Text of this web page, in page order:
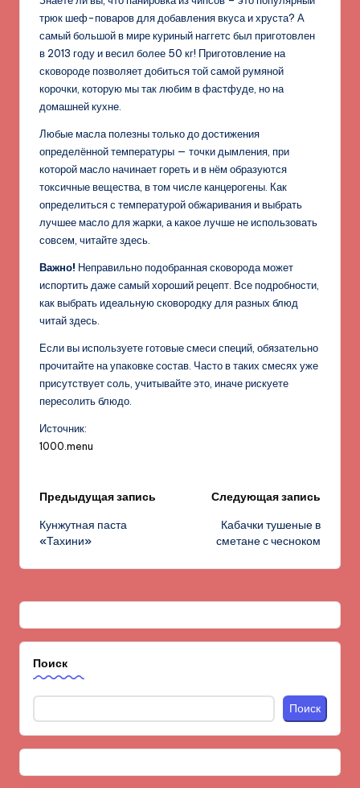
трюк шеф-поваров для добавления вкуса и хруста? А
самый большой в мире куриный наггетс был приготовлен
в 2013 году и весил более 50 кг! Приготовление на
сковороде позволяет добиться той самой румяной
корочки, которую мы так любим в фастфуде, но на
домашней кухне.
Любые масла полезны только до достижения
определённой температуры — точки дымления, при
которой масло начинает гореть и в нём образуются
токсичные вещества, в том числе канцерогены. Как
определиться с температурой обжаривания и выбрать
лучшее масло для жарки, а какое лучше не использовать
совсем, читайте здесь.
Важно! Неправильно подобранная сковорода может
испортить даже самый хороший рецепт. Все подробности,
как выбрать идеальную сковородку для разных блюд
читай здесь.
Если вы используете готовые смеси специй, обязательно
прочитайте на упаковке состав. Часто в таких смесях уже
присутствует соль, учитывайте это, иначе рискуете
пересолить блюдо.
Источник:
1000.menu
Навигация
записи
Предыдущая запись
Кунжутная паста
«Тахини»
Следующая запись
Кабачки тушеные в
сметане с чесноком
Поиск
Поиск